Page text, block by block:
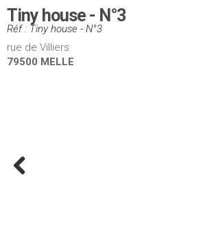
Tiny house - N°3
Réf : Tiny house - N°3
rue de Villiers
79500 MELLE